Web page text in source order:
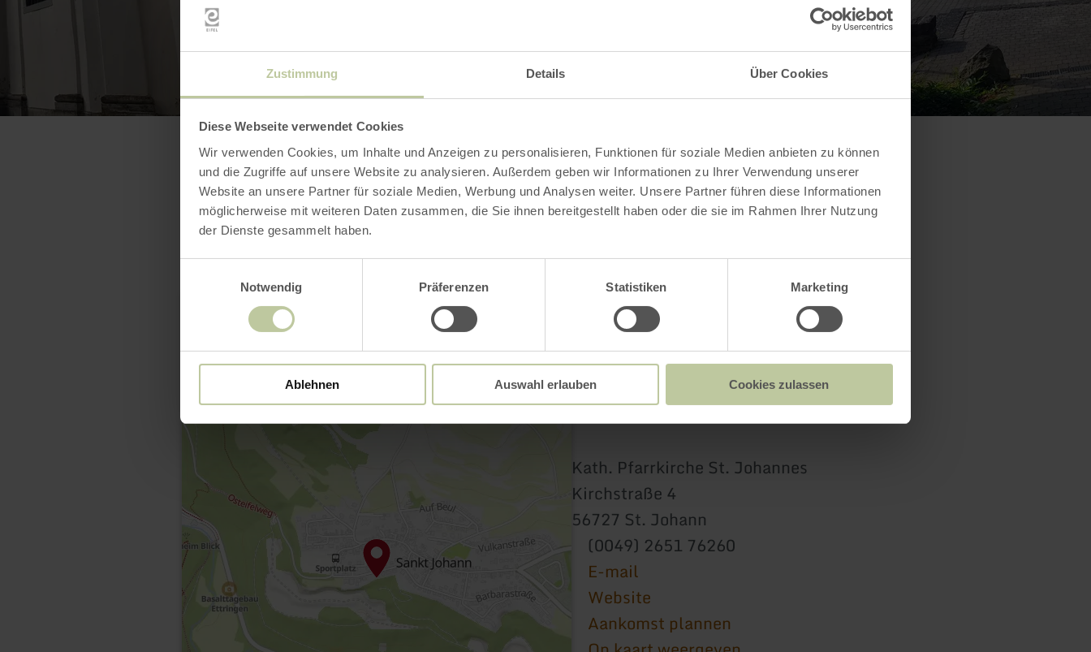
Zustimmung Details Über Cookies
Diese Webseite verwendet Cookies
Wir verwenden Cookies, um Inhalte und Anzeigen zu personalisieren, Funktionen für soziale Medien anbieten zu können
und die Zugriffe auf unsere Website zu analysieren. Außerdem geben wir Informationen zu Ihrer Verwendung unserer
Website an unsere Partner für soziale Medien, Werbung und Analysen weiter. Unsere Partner führen diese Informationen
möglicherweise mit weiteren Daten zusammen, die Sie ihnen bereitgestellt haben oder die sie im Rahmen Ihrer Nutzung
der Dienste gesammelt haben.
Notwendig
Präferenzen Statistiken Marketing
Ablehnen Auswahl erlauben Cookies zulassen
Contact
Kath. Pfarrkirche St. Johannes
Kirchstraße 4
56727 St. Johann
(0049) 2651 76260
E-mail
Website
Aankomst plannen